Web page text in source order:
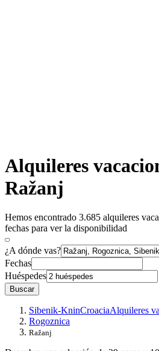
Alquileres
Ražanj
Hemos encontrado 3.685 alquileres
fechas para ver la disponibilidad
¿A dónde vas?
Fechas
Huéspedes
Buscar
Sibenik-KninCroaciaAlquileres
Rogoznica
Ražanj